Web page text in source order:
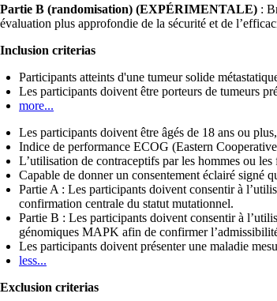
Partie B (randomisation) (EXPÉRIMENTALE) :
évaluation plus approfondie de la sécurité et de
Inclusion criterias
Participants atteints d'une tumeur solide
Les participants doivent être porteurs de tumeurs
more...
Les participants doivent être âgés de 18 ans ou
Indice de performance ECOG (Eastern
L’utilisation de contraceptifs par les hommes ou
Capable de donner un consentement éclairé signé
Partie A : Les participants doivent consentir à
confirmation centrale du statut mutationnel.
Partie B : Les participants doivent consentir à
génomiques MAPK afin de confirmer
Les participants doivent présenter une maladie
less...
Exclusion criterias